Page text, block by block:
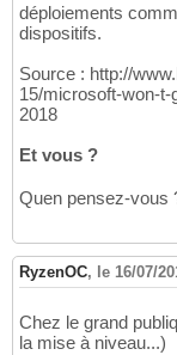
déploiements
dispositifs.
Source : http://
15/microsoft-won-t-
2018
Et vous ?
Quen pensez-vous
RyzenOC, le 16/07/
Chez le grand
la mise à niveau...)